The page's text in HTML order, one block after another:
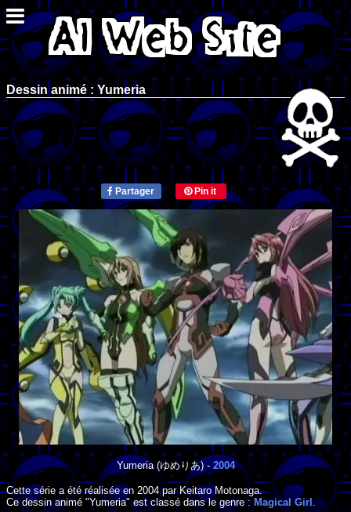
Dessin animé : Yumeria
Partager Pin it
Yumeria(ゆめりあ) - 2004
Cette série a été réalisée en 2004parKeitaro Motonaga.
Ce dessin animé "Yumeria" est classé dans le genre : Magical Girl.